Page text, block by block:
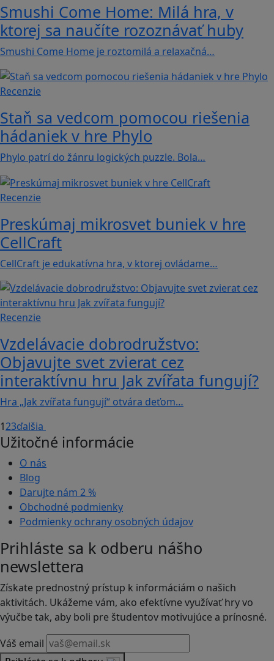
Smushi Come Home: Milá hra, v
ktorej sa naučíte rozoznávať huby
Smushi Come Home je roztomilá a relaxačná…
Recenzie
Staň sa vedcom pomocou riešenia
hádaniek v hre Phylo
Phylo patrí do žánru logických puzzle. Bola…
Recenzie
Preskúmaj mikrosvet buniek v hre
CellCraft
CellCraft je edukatívna hra, v ktorej ovládame…
Recenzie
Vzdelávacie dobrodružstvo:
Objavujte svet zvierat cez
interaktívnu hru Jak zvířata fungují?
Hra „Jak zvířata fungují“ otvára deťom…
123ďalšia
Užitočné informácie
O nás
Blog
Darujte nám 2 %
Obchodné podmienky
Podmienky ochrany osobných údajov
Prihláste sa k odberu nášho
newslettera
Získate prednostný prístup k informáciám o našich
aktivitách. Ukážeme vám, ako efektívne využívať hry vo
výučbe tak, aby boli pre študentov motivujúce a prínosné.
Váš email